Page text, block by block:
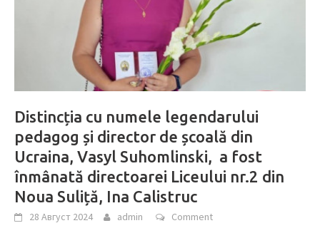
Distincția cu numele legendarului
pedagog și director de școală din
Ucraina, Vasyl Suhomlinski, a fost
înmânată directoarei Liceului nr.2 din
Noua Suliță, Ina Calistruc
28 Август 2024 admin Comment